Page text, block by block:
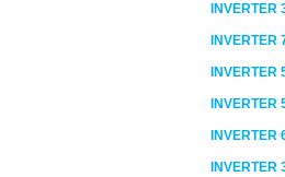
INVERTER
INVERTER
INVERTER
INVERTER
INVERTER
INVERTER